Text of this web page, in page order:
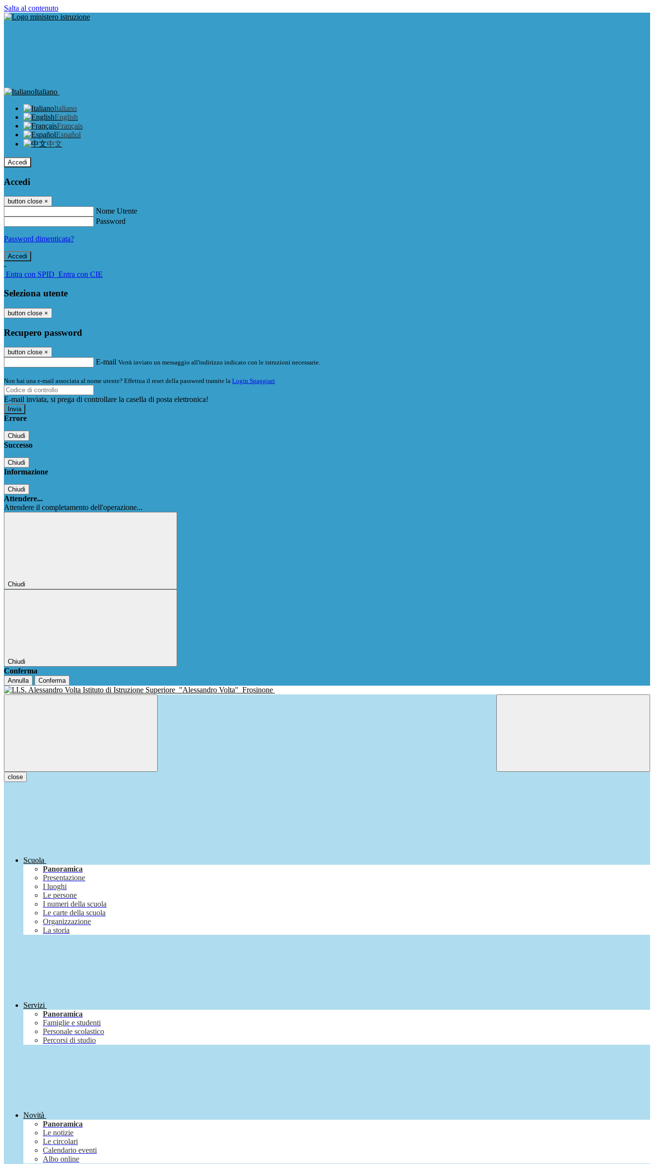
Salta al contenuto
Italiano
Italiano
English
Français
Español
中文
Accedi
Accedi
button close ×
Nome Utente
Password
Password dimenticata?
-
Entra con SPID Entra con CIE
Seleziona utente
button close ×
Recupero password
button close ×
E-mail Verrà inviato un messaggio all'indirizzo indicato con le istruzioni necessarie.
Non hai una e-mail associata al nome utente? Effettua il reset della password tramite la Login Spaggiari
E-mail inviata, si prega di controllare la casella di posta elettronica!
Errore
Chiudi
Successo
Chiudi
Informazione
Chiudi
Attendere...
Attendere il completamento dell'operazione...
Chiudi
Chiudi
Conferma
Annulla Conferma
Istituto di Istruzione Superiore "Alessandro Volta" Frosinone
close
Scuola
Panoramica
Presentazione
I luoghi
Le persone
I numeri della scuola
Le carte della scuola
Organizzazione
La storia
Servizi
Panoramica
Famiglie e studenti
Personale scolastico
Percorsi di studio
Novità
Panoramica
Le notizie
Le circolari
Calendario eventi
Albo online